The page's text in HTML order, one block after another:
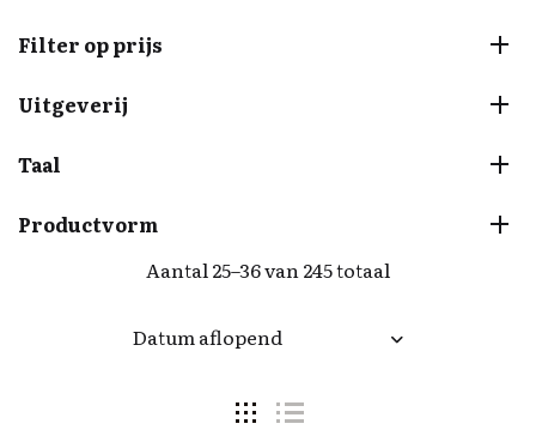
Aantal 25–36 van 245 totaal
Datum aflopend
Filter op prijs
Uitgeverij
Taal
Productvorm